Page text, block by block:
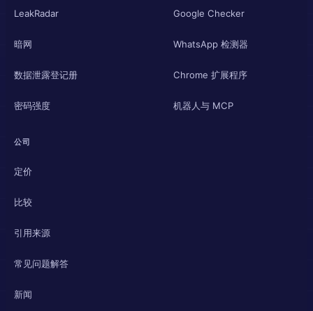
LeakRadar
暗网
数据泄露登记册
密码强度
Google Checker
WhatsApp 检测器
Chrome 扩展程序
机器人与 MCP
公司
定价
比较
引用来源
常见问题解答
新闻